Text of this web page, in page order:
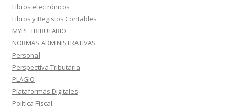
Libros electrónicos
Libros y Registos Contables
MYPE TRIBUTARIO
NORMAS ADMINISTRATIVAS
Personal
Perspectiva Tributaria
PLAGIO
Plataformas Digitales
Política Fiscal